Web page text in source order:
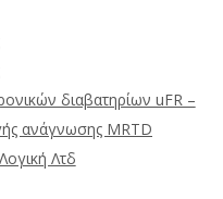
διαβατηρίων uFR –
ανάγνωσης MRTD
Λτδ